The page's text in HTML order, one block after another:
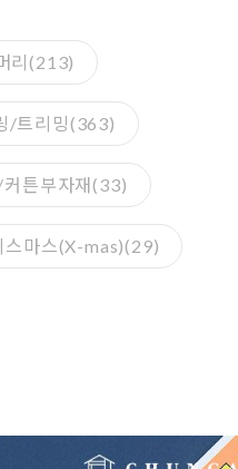
리(213)
/트리밍(363)
튼부자재(33)
스마스(X-mas)(29)